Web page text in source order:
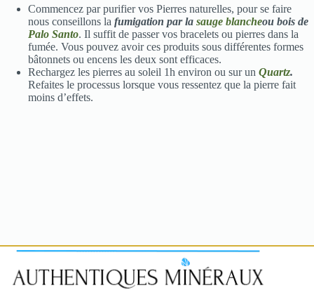
Commencez par purifier vos Pierres naturelles, pour se faire
nous conseillons la fumigation par la sauge blancheou bois de
Palo Santo. Il suffit de passer vos bracelets ou pierres dans la
fumée. Vous pouvez avoir ces produits sous différentes formes
bâtonnets ou encens les deux sont efficaces.
Rechargez les pierres au soleil 1h environ ou sur un Quartz.
Refaites le processus lorsque vous ressentez que la pierre fait
moins d’effets.